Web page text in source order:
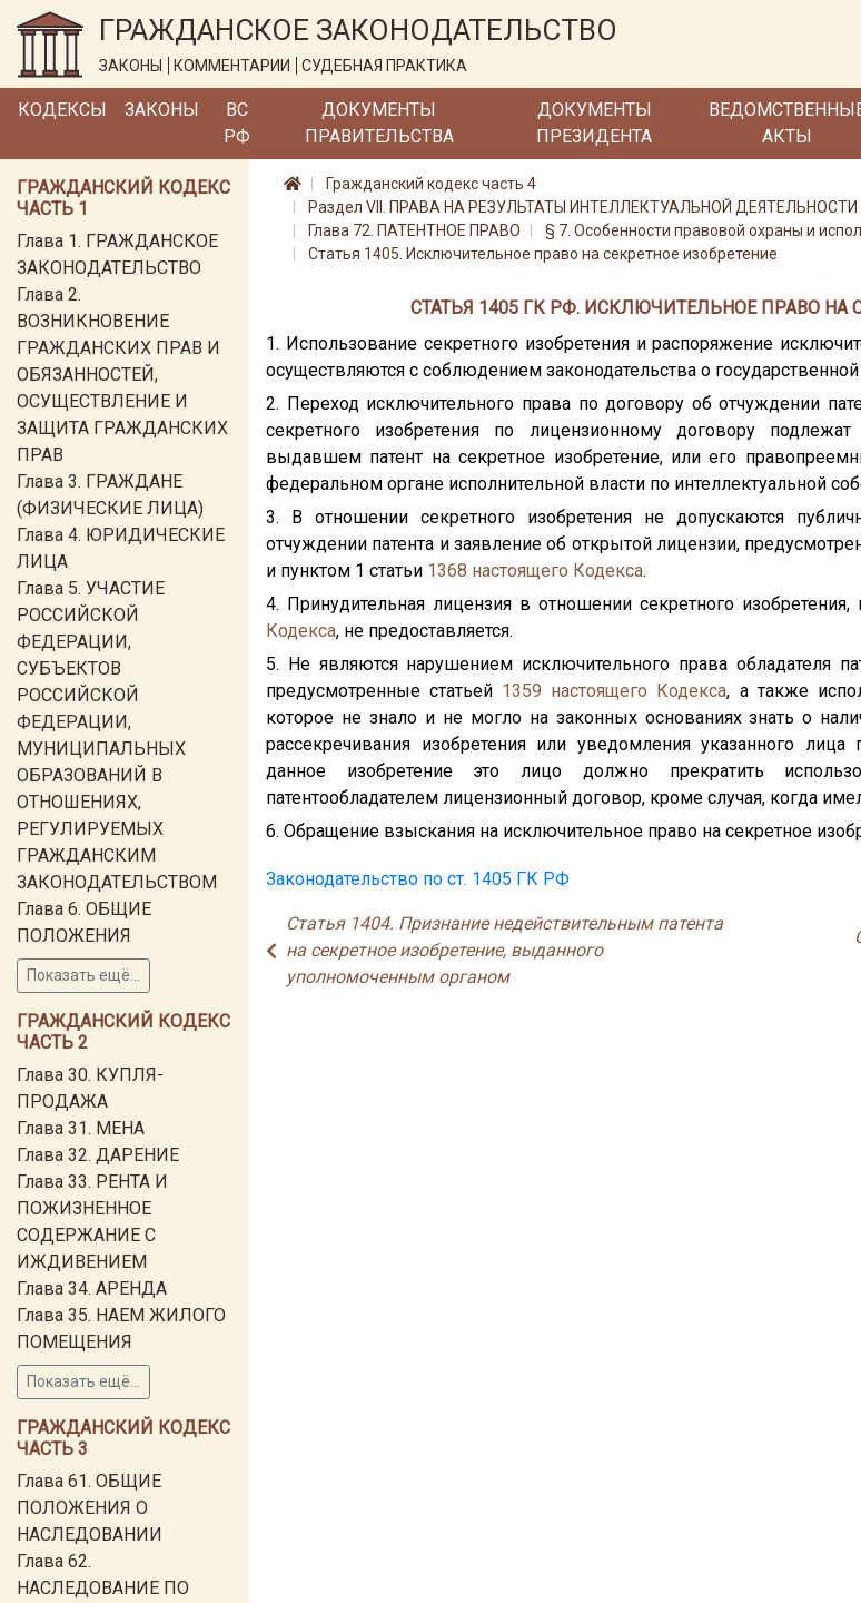
ГРАЖДАНСКОЕ ЗАКОНОДАТЕЛЬСТВО
ЗАКОНЫ КОММЕНТАРИИ СУДЕБНАЯ ПРАКТИКА
КОДЕКСЫ ЗАКОНЫ
ВС
РФ
ДОКУМЕНТЫ
ПРАВИТЕЛЬСТВА
ДОКУМЕНТЫ
ПРЕЗИДЕНТА
АКТЫ
ГРАЖДАНСКИЙ КОДЕКС
ЧАСТЬ 1
Глава 1. ГРАЖДАНСКОЕ
ЗАКОНОДАТЕЛЬСТВО
Глава 2.
ВОЗНИКНОВЕНИЕ
ГРАЖДАНСКИХ ПРАВ И
ОБЯЗАННОСТЕЙ,
ОСУЩЕСТВЛЕНИЕ И
ЗАЩИТА ГРАЖДАНСКИХ
ПРАВ
Глава 3. ГРАЖДАНЕ
(ФИЗИЧЕСКИЕ ЛИЦА)
Глава 4. ЮРИДИЧЕСКИЕ
ЛИЦА
Глава 5. УЧАСТИЕ
РОССИЙСКОЙ
ФЕДЕРАЦИИ,
СУБЪЕКТОВ
РОССИЙСКОЙ
ФЕДЕРАЦИИ,
МУНИЦИПАЛЬНЫХ
ОБРАЗОВАНИЙ В
ОТНОШЕНИЯХ,
РЕГУЛИРУЕМЫХ
ГРАЖДАНСКИМ
ЗАКОНОДАТЕЛЬСТВОМ
Глава 6. ОБЩИЕ
ПОЛОЖЕНИЯ
Показать ещё...
ГРАЖДАНСКИЙ КОДЕКС
ЧАСТЬ 2
Глава 30. КУПЛЯ-
ПРОДАЖА
Глава 31. МЕНА
Глава 32. ДАРЕНИЕ
Глава 33. РЕНТА И
ПОЖИЗНЕННОЕ
СОДЕРЖАНИЕ С
ИЖДИВЕНИЕМ
Глава 34. АРЕНДА
Глава 35. НАЕМ ЖИЛОГО
ПОМЕЩЕНИЯ
Показать ещё...
ГРАЖДАНСКИЙ КОДЕКС
ЧАСТЬ 3
Глава 61. ОБЩИЕ
ПОЛОЖЕНИЯ О
НАСЛЕДОВАНИИ
Глава 62.
НАСЛЕДОВАНИЕ ПО
Гражданский кодекс часть 4
Раздел VII. ПРАВА НА РЕЗУЛЬТАТЫ ИНТЕЛЛЕКТУАЛЬНОЙ
Глава 72. ПАТЕНТНОЕ ПРАВО
§ 7. Особенности правовой охраны и
Статья 1405. Исключительное право на секретное изобретение
СТАТЬЯ 1405 ГК РФ. ИСКЛЮЧИТЕЛЬНОЕ ПРАВО НА
1. Использование секретного изобретения и распоряжение
осуществляются с соблюдением законодательства о государственной
2. Переход исключительного права по договору об отчуждении
секретного изобретения по лицензионному договору
выдавшем патент на секретное изобретение, или его
федеральном органе исполнительной власти по интеллектуальной
3. В отношении секретного изобретения не допускаются
отчуждении патента и заявление об открытой лицензии,
и пунктом 1 статьи 1368 настоящего Кодекса.
4. Принудительная лицензия в отношении секретного изобретения,
Кодекса, не предоставляется.
5. Не являются нарушением исключительного права обладателя
предусмотренные статьей 1359 настоящего Кодекса, а также
которое не знало и не могло на законных основаниях знать о
рассекречивания изобретения или уведомления указанного лица
данное изобретение это лицо должно прекратить
патентообладателем лицензионный договор, кроме случая, когда
6. Обращение взыскания на исключительное право на секретное
Законодательство по ст. 1405 ГК РФ
Статья 1404. Признание недействительным патента
на секретное изобретение, выданного
уполномоченным органом